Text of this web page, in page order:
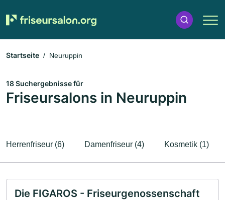
Startseite Neuruppin
18 Suchergebnisse für
Friseursalons in Neuruppin
Herrenfriseur (6) Damenfriseur (4) Kosmetik (1)
Die FIGAROS - Friseurgenossenschaft